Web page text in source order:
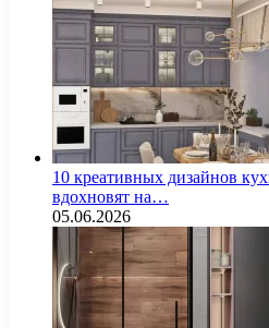
10 креативных дизайнов
вдохновят на…
05.06.2026